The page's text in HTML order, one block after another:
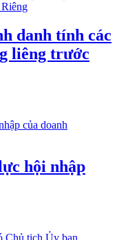
danh tính các
liêng trước
hội nhập